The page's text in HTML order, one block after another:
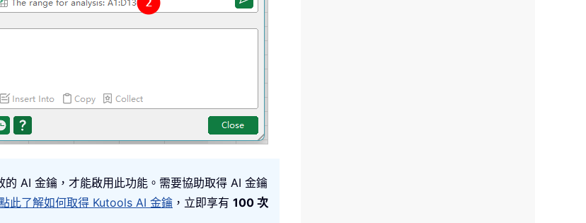
的 AI 金鑰，才能啟用此功能。需要協助取得 AI 金鑰
此了解如何取得 Kutools AI 金鑰 ，立即享有 100 次